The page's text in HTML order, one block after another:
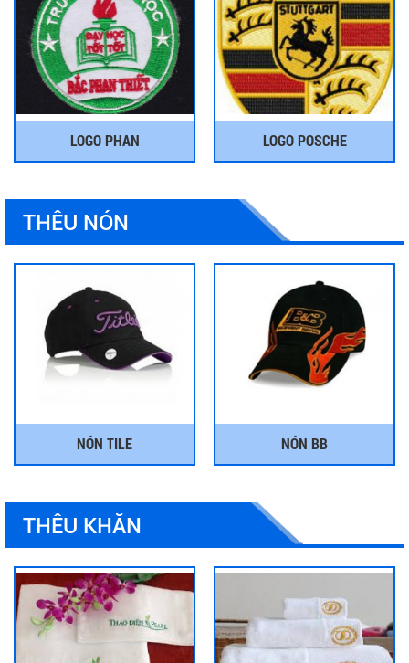
LOGO PHAN LOGO POSCHE
THÊU NÓN
NÓN TILE NÓN BB
THÊU KHĂN